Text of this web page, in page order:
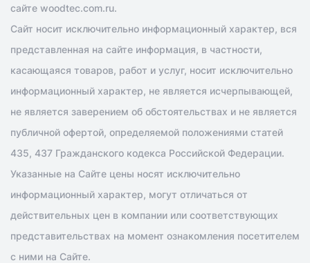
сайте woodtec.com.ru.
Сайт носит исключительно информационный характер, вся
представленная на сайте информация, в частности,
касающаяся товаров, работ и услуг, носит исключительно
информационный характер, не является исчерпывающей,
не является заверением об обстоятельствах и не является
публичной офертой, определяемой положениями статей
435, 437 Гражданского кодекса Российской Федерации.
Указанные на Сайте цены носят исключительно
информационный характер, могут отличаться от
действительных цен в компании или соответствующих
представительствах на момент ознакомления посетителем
с ними на Сайте.